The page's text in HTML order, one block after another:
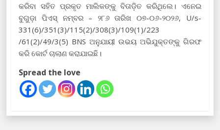
କରିବା ସହିତ ପ୍ରକୃତ ମାଲିକଙ୍କୁ ବିତାଡ଼ିତ କରିଥିଲେ। ଏନେଇ
ବୁଗୁଡ଼ା ପିଏସ୍ ନମ୍ବର – ୨୮୬ ତାରିଖ ୦୭-୦୬-୨୦୨୬, U/s-
331(6)/351(3)/115(2)/308(3)/109(1)/223
/61(2)/49/3(5) BNS ଅନୁଯାୟୀ ଉଭୟ ଅଭିଯୁକ୍ତଙ୍କୁ ଗିରଫ
କରି କୋର୍ଟ ଚାଲାଣ କରାଯାଇଛି।
Spread the love